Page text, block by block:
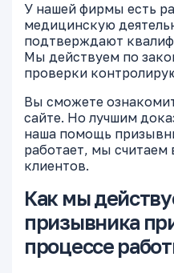
У нашей фирмы есть
медицинскую
подтверждают
Мы действуем по
проверки
Вы сможете
сайте. Но лучшим
наша помощь
работает, мы
клиентов.
Как мы
призывника
процессе